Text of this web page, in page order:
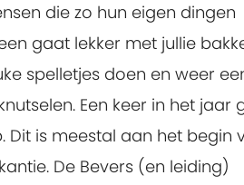
die zo hun eigen dingen
gaat lekker met jullie
spelletjes doen en weer
Een keer in het jaar
Dit is meestal aan het begin
De Bevers (en leiding)